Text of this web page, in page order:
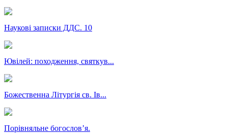
Наукові записки ДДС. 10
Ювілей: походження, святкув...
Божественна Літургія св. Ів...
Порівняльне богословʼя.